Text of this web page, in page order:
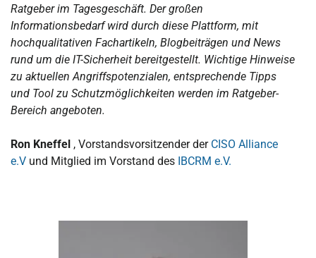
Ratgeber im Tagesgeschäft. Der großen
Informationsbedarf wird durch diese Plattform, mit
hochqualitativen Fachartikeln, Blogbeiträgen und News
rund um die IT-Sicherheit bereitgestellt. Wichtige Hinweise
zu aktuellen Angriffspotenzialen, entsprechende Tipps
und Tool zu Schutzmöglichkeiten werden im Ratgeber-
Bereich angeboten.
Ron Kneffel , Vorstandsvorsitzender der CISO Alliance
e.V und Mitglied im Vorstand des IBCRM e.V.